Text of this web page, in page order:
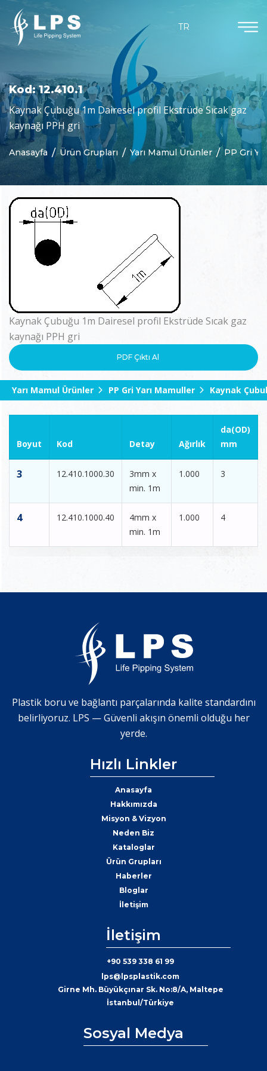
TR
Kod: 12.410.1
Kaynak Çubuğu 1m Dairesel profil Ekstrüde Sıcak gaz
kaynağı PPH gri
Anasayfa Ürün Grupları Yarı Mamul Ürünler PP Gri
Kaynak Çubuğu 1m Dairesel profil Ekstrüde Sıcak gaz
kaynağı PPH gri
PDF Çıktı Al
Yarı Mamul Ürünler PP Gri Yarı Mamuller Kaynak
Boyut Kod Detay Ağırlık
da(OD)
mm
3 12.410.1000.30
3mm x
min. 1m
1.000 3
4 12.410.1000.40
4mm x
min. 1m
1.000 4
Plastik boru ve bağlantı parçalarında kalite standardını
belirliyoruz. LPS — Güvenli akışın önemli olduğu her
yerde.
Hızlı Linkler
Anasayfa
Hakkımızda
Misyon & Vizyon
Neden Biz
Kataloglar
Ürün Grupları
Haberler
Bloglar
İletişim
İletişim
+90 539 338 61 99
lps@lpsplastik.com
Girne Mh. Büyükçınar Sk. No:8/A, Maltepe
İstanbul/Türkiye
Sosyal Medya
Hakkımızda
Misyon & Vizyon
Neden Biz
Agruchem
Agruline
Yarı Mamul Ürünler
Purad
Özelleştirilmiş Parçalar
Jeomembranlar
Kaynak Teknolojisi
Haberler
Bloglar
Kataloglar
Sertifikalar